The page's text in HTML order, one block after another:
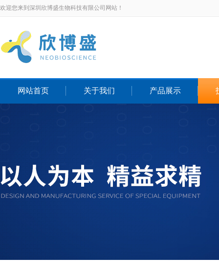
欢迎您来到深圳欣博盛生物科技有限公司网站！
网站首页 关于我们 产品展示